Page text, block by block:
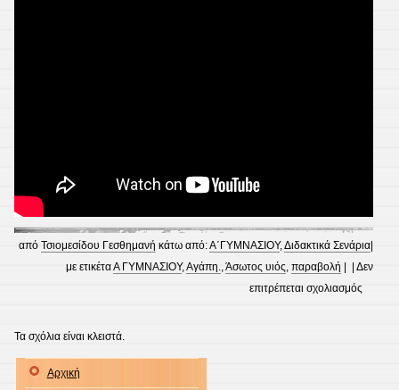
απόΤσιομεσίδου Γεσθημανή κάτω από:Α΄ΓΥΜΝΑΣΙΟΥ,Διδακτικά Σενάρια
με ετικέταΑ ΓΥΜΝΑΣΙΟΥ,Αγάπη.,Άσωτος υιός,παραβολή | |Δεν
επιτρέπεται σχολιασμός
Τα σχόλια είναι κλειστά.
Αρχική